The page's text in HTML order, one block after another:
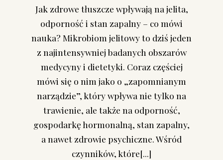
Jak zdrowe tłuszcze wpływają na jelita,
odporność i stan zapalny – co mówi
nauka? Mikrobiom jelitowy to dziś jeden
z najintensywniej badanych obszarów
medycyny i dietetyki. Coraz częściej
mówi się o nim jako o „zapomnianym
narządzie”, który wpływa nie tylko na
trawienie, ale także na odporność,
gospodarkę hormonalną, stan zapalny,
a nawet zdrowie psychiczne. Wśród
czynników, które[...]